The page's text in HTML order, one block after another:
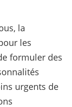
la
les
formuler des
urgents de